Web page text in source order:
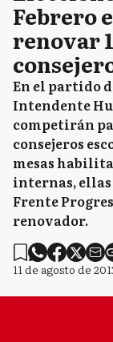
Febrero
renovar
En el partido
Intendente
competirán
consejeros
mesas
internas, ellas
Frente
renovador.
11 de agosto de